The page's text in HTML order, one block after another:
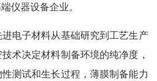
仪器设备企业。
电子材料从基础研究到工艺生产
术决定材料制备环境的纯净度，
测试和生长过程，薄膜制备能力